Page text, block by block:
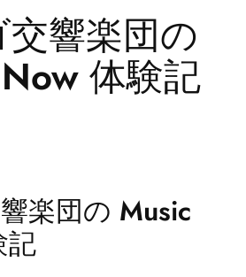
響楽団の
体験記
楽団の Music
記